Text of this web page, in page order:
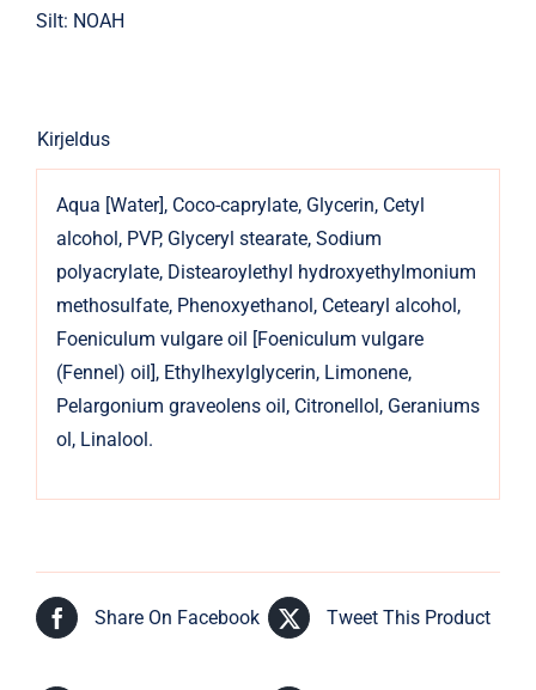
50ml
Silt: NOAH
Kirjeldus
Aqua [Water], Coco-caprylate, Glycerin, Cetyl
alcohol, PVP, Glyceryl stearate, Sodium
polyacrylate, Distearoylethyl hydroxyethylmonium
methosulfate, Phenoxyethanol, Cetearyl alcohol,
Foeniculum vulgare oil [Foeniculum vulgare
(Fennel) oil], Ethylhexylglycerin, Limonene,
Pelargonium graveolens oil, Citronellol, Geraniums
ol, Linalool.
Share On Facebook Tweet This Product